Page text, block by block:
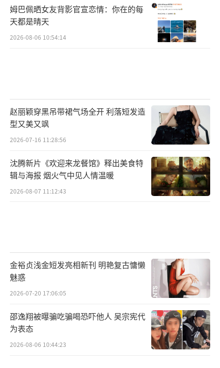
姆巴佩晒女友背影官宣恋情：你在的每
天都是晴天
2026-08-06 10:54:14
赵丽颖穿黑吊带裙气场全开 利落短发造
型又美又飒
2026-07-16 11:28:56
沈腾新片《欢迎来龙餐馆》释出美食特
辑与海报 烟火气中见人情温暖
2026-08-07 11:12:43
金裕贞浅金短发亮相新刊 明艳复古慵懒
魅惑
2026-07-20 17:06:05
邵逸翔被曝骗吃骗喝恐吓他人 吴宗宪代
为表态
2026-08-06 10:44:23